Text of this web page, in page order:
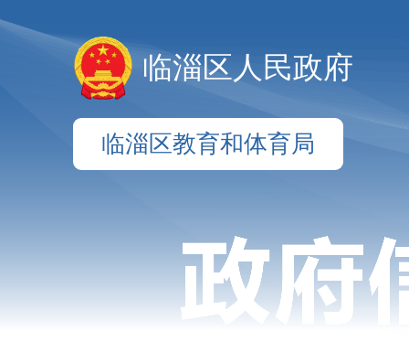
临淄区人民政府
临淄区教育和体育局